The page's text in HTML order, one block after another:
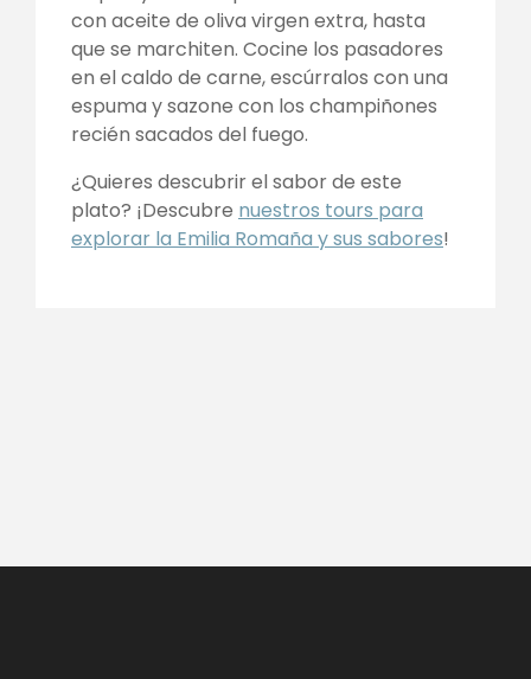
con aceite de oliva virgen extra, hasta
que se marchiten. Cocine los pasadores
en el caldo de carne, escúrralos con una
espuma y sazone con los champiñones
recién sacados del fuego.
¿Quieres descubrir el sabor de este
plato? ¡Descubre nuestros tours para
explorar la Emilia Romaña y sus sabores!